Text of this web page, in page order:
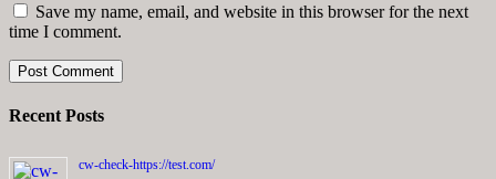
Save my name, email, and website in this browser for the next
time I comment.
Recent Posts
cw-check-https://test.com/